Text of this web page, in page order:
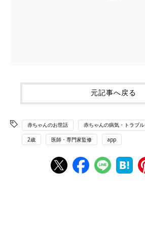
元記事へ戻る
赤ちゃんのお世話 赤ちゃんの病気・トラブル
2歳 医師・専門家監修 app